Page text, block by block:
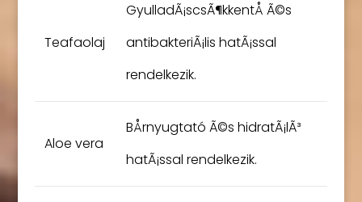
Teafaolaj
GyulladÃ¡scsÃ¶kkentÅ Ã©s
antibakteriÃ¡lis hatÃ¡ssal
rendelkezik.
Aloe vera
BÅrnyugtató Ã©s hidratÃ¡lÃ³
hatÃ¡ssal rendelkezik.